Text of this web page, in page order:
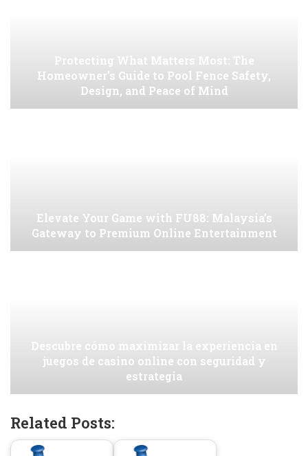
Protecting What Matters Most: The
Homeowner’s Guide to Pool Fence Safety,
Design, and Peace of Mind
Elevate Your Game with FU88: Malaysia’s
Gateway to Premium Online Entertainment
Descubre cómo maximizar la experiencia en
juegos de casino online con seguridad y
estrategia
Related Posts: